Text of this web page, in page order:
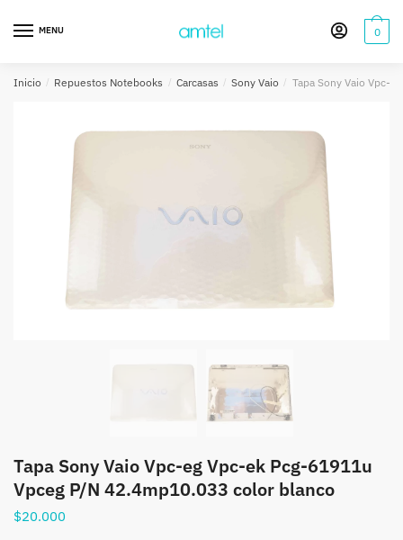
navegación
MENU 0
Inicio / Repuestos Notebooks / Carcasas / Sony Vaio / Tapa Sony Vaio Vpc-
Tapa Sony Vaio Vpc-eg Vpc-ek Pcg-61911u
Vpceg P/N 42.4mp10.033 color blanco
$20.000